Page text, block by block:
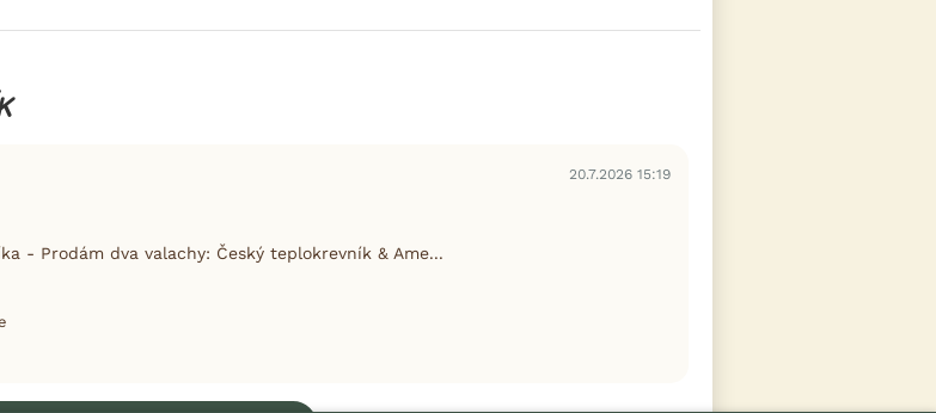
20.7.2026 15:19
- Prodám dva valachy: Český teplokrevník & Ame...